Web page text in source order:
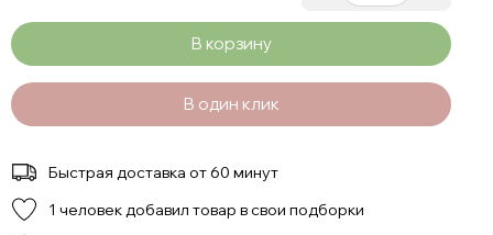
В корзину
В один клик
Быстрая доставка от 60 минут
1 человек добавил товар в свои подборки